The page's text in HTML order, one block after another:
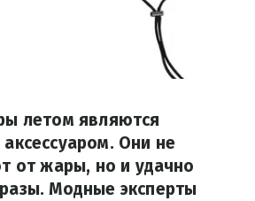
летом являются
Они не
от жары, но и удачно
Модные эксперты